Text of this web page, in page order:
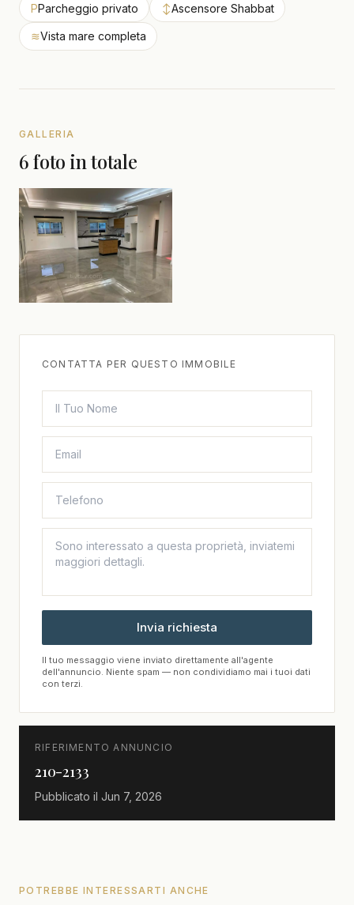
PParcheggio privato ↕Ascensore Shabbat
≋Vista mare completa
GALLERIA
6 foto in totale
CONTATTA PER QUESTO IMMOBILE
Invia richiesta
Il tuo messaggio viene inviato direttamente all'agente
dell'annuncio. Niente spam — non condividiamo mai i tuoi dati
con terzi.
RIFERIMENTO ANNUNCIO
210-2133
Pubblicato il Jun 7, 2026
POTREBBE INTERESSARTI ANCHE